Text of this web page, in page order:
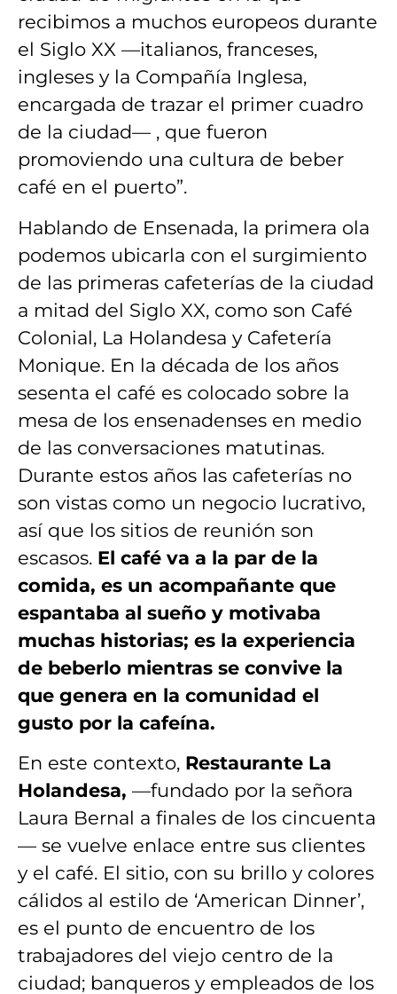
recibimos a muchos europeos durante
el Siglo XX —italianos, franceses,
ingleses y la Compañía Inglesa,
encargada de trazar el primer cuadro
de la ciudad— , que fueron
promoviendo una cultura de beber
café en el puerto”.
Hablando de Ensenada, la primera ola
podemos ubicarla con el surgimiento
de las primeras cafeterías de la ciudad
a mitad del Siglo XX, como son Café
Colonial, La Holandesa y Cafetería
Monique. En la década de los años
sesenta el café es colocado sobre la
mesa de los ensenadenses en medio
de las conversaciones matutinas.
Durante estos años las cafeterías no
son vistas como un negocio lucrativo,
así que los sitios de reunión son
escasos. El café va a la par de la
comida, es un acompañante que
espantaba al sueño y motivaba
muchas historias; es la experiencia
de beberlo mientras se convive la
que genera en la comunidad el
gusto por la cafeína.
En este contexto, Restaurante La
Holandesa, —fundado por la señora
Laura Bernal a finales de los cincuenta
— se vuelve enlace entre sus clientes
y el café. El sitio, con su brillo y colores
cálidos al estilo de ‘American Dinner’,
es el punto de encuentro de los
trabajadores del viejo centro de la
ciudad; banqueros y empleados de los